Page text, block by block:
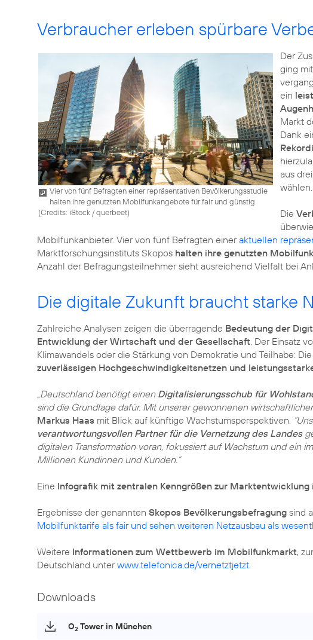
Verbraucher erleben spürbare
Vier von fünf Befragten einer repräsentativen Bevölkerungsstudie
halten ihre genutzten Mobilfunkangebote für fair und günstig
(Credits: iStock / querbeet)
Der
ging
ein
Markt
Dank
aus
wählen.
Die
Mobilfunkanbieter. Vier von fünf Befragten eineraktuellen
Marktforschungsinstituts Skopos halten ihre genutzten
Die digitale Zukunft braucht starke
Zahlreiche Analysen zeigen die überragende Bedeutung der
Entwicklung der Wirtschaft und der Gesellschaft . Der Einsatz
Klimawandels oder die Stärkung von Demokratie und Teilhabe:
zuverlässigen Hochgeschwindigkeitsnetzen und
„Deutschland benötigt einen Digitalisierungsschub für
sind die Grundlage dafür. Mit unserer gewonnenen
Markus Haas mit Blick auf künftige Wachstumsperspektiven.
verantwortungsvollen Partner für die Vernetzung des Landes
digitalen Transformation voran, fokussiert auf Wachstum und ein
Millionen Kundinnen und Kunden.”
Eine Infografik mit zentralen Kenngrößen zur Marktentwicklung
Ergebnisse der genannten Skopos Bevölkerungsbefragung sind
Mobilfunktarife als fair und sehen weiteren Netzausbau als
Weitere Informationen zum Wettbewerb im Mobilfunkmarkt,
Deutschland unterwww.telefonica.de/vernetztjetzt
Downloads
O2 Tower in München